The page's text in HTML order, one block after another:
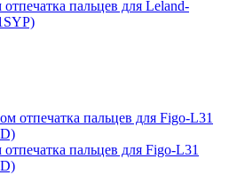
пальцев для Leland-
пальцев для Figo-L31